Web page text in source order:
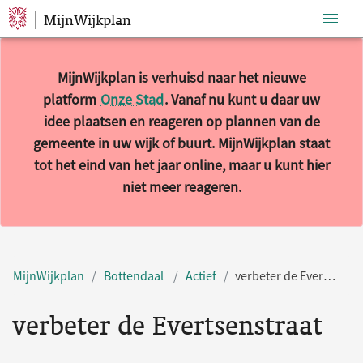
Sla navigatie over
MijnWijkplan
MijnWijkplan is verhuisd naar het nieuwe
platform Onze Stad. Vanaf nu kunt u daar uw
idee plaatsen en reageren op plannen van de
gemeente in uw wijk of buurt. MijnWijkplan staat
tot het eind van het jaar online, maar u kunt hier
niet meer reageren.
MijnWijkplan Bottendaal Actief verbeter de Evertsenstraat
verbeter de Evertsenstraat